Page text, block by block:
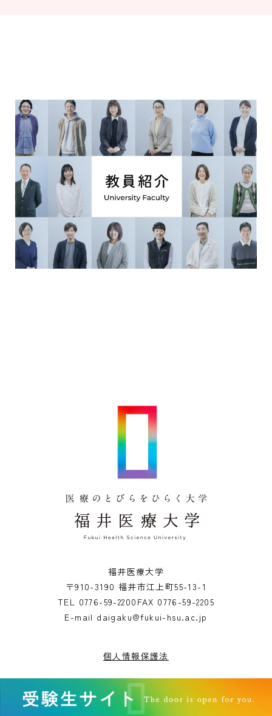
福井医療大学
〒910-3190 福井市江上町55-13-1
TEL 0776-59-2200 FAX 0776-59-2205
E-mail daigaku@fukui-hsu.ac.jp
個人情報保護法
Copyright© Fukui Health Science University. All rights reserved